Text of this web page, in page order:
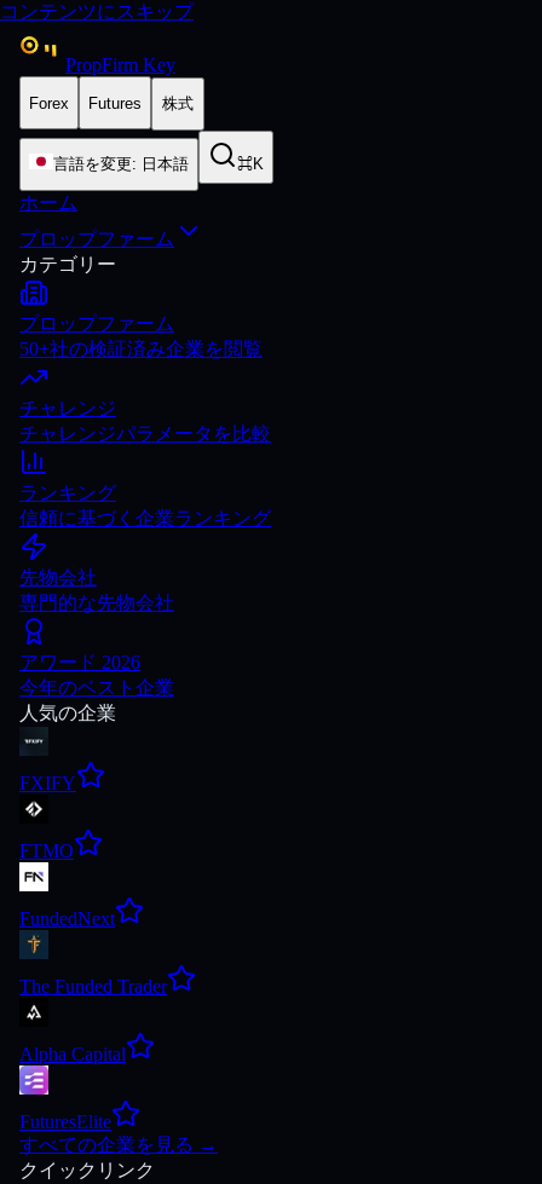
コンテンツにスキップ
PropFirm Key
Forex Futures 株式
言語を変更: 日本語 ⌘K
ホーム
プロップファーム
カテゴリー
プロップファーム
50+社の検証済み企業を閲覧
チャレンジ
チャレンジパラメータを比較
ランキング
信頼に基づく企業ランキング
先物会社
専門的な先物会社
アワード 2026
今年のベスト企業
人気の企業
FXIFY
FTMO
FundedNext
The Funded Trader
Alpha Capital
FuturesElite
すべての企業を見る →
クイックリンク